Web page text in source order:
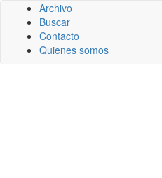
Archivo
Buscar
Contacto
Quienes somos